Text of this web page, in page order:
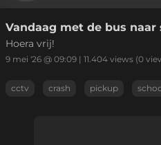
Link kopiëren
Vandaag met de bus naar
Hoera vrij!
9 mei '26 @ 09:09 | 11.404 views (0
cctv crash pickup